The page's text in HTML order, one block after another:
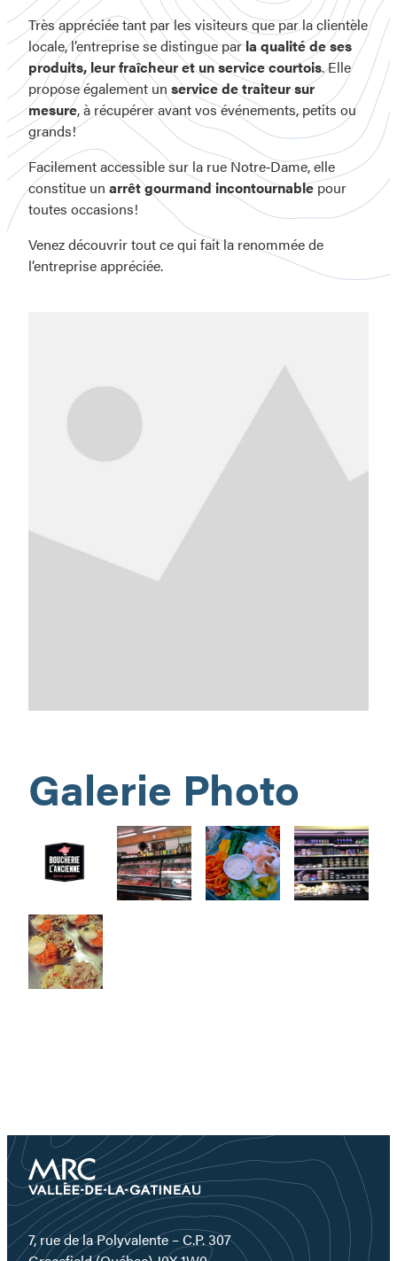
Très appréciée tant par les visiteurs que par la clientèle
locale, l’entreprise se distingue parla qualité de ses
produits, leur fraîcheur et un service courtois. Elle
propose également un service de traiteur sur
mesure, à récupérer avant vos événements, petits ou
grands!
Facilement accessible sur la rue Notre‑Dame, elle
constitue un arrêt gourmand incontournablepour
toutes occasions!
Venez découvrir tout ce qui fait la renommée de
l’entreprise appréciée.
Galerie Photo
7, rue de la Polyvalente – C.P. 307